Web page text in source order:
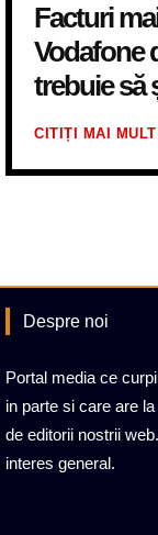
Facturi
Vodafone
trebuie să
CITIȚI MAI MULT
Despre noi
Portal media ce
in parte si care are
de editorii nostrii
interes general.